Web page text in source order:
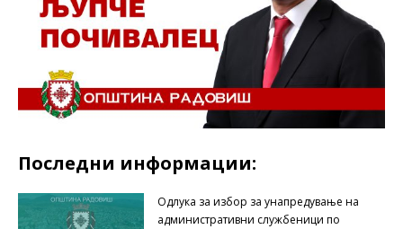
Последни информации:
Одлука за избор за унапредување на
административни службеници по